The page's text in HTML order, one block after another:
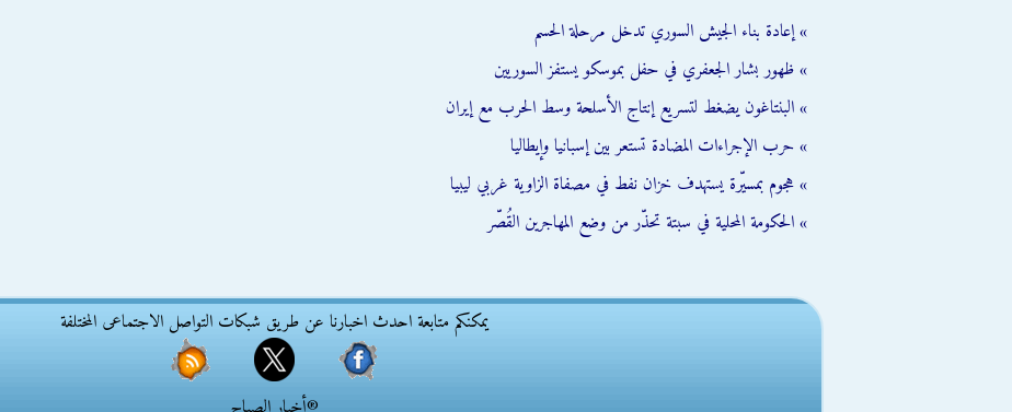
» إعادة بناء الجيش السوري تدخل مرحلة الحسم
» ظهور بشار الجعفري في حفل بموسكو يستفز السوريين
» البنتاغون يضغط لتسريع إنتاج الأسلحة وسط الحرب مع إيران
» حرب الإجراءات المضادة تستعر بين إسبانيا وإيطاليا
» هجوم بمسيّرة يستهدف خزان نفط في مصفاة الزاوية غربي ليبيا
» الحكومة المحلية في سبتة تحذّر من وضع المهاجرين القُصّر
يمكنكم متابعة احدث اخبارنا عن طريق شبكات التواصل الاجتماعى المختلفة